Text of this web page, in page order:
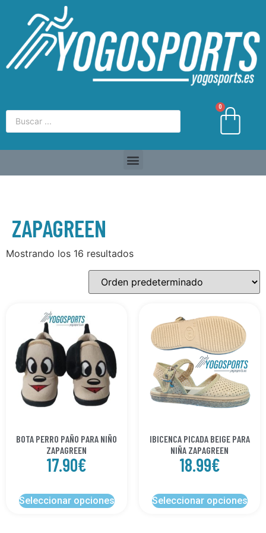
0
ZAPAGREEN
Mostrando los 16 resultados
BOTA PERRO PAÑO PARA NIÑO
ZAPAGREEN
17.90€
Seleccionar opciones
IBICENCA PICADA BEIGE PARA
NIÑA ZAPAGREEN
18.99€
Seleccionar opciones